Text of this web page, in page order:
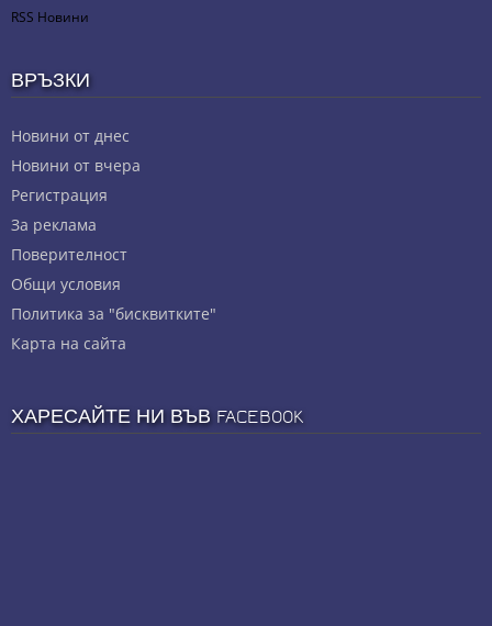
RSS Новини
ВРЪЗКИ
Новини от днес
Новини от вчера
Регистрация
За реклама
Πoвepитeлнocт
Общи условия
Политика за "бисквитките"
Карта на сайта
ХАРЕСАЙТЕ НИ ВЪВ FACEBOOK